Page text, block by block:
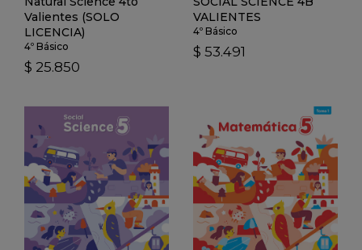
Valientes (SOLO
LICENCIA)
4º Básico
$ 25.850
VALIENTES
4º Básico
$ 53.491
VER DETALLES VER DETALLES